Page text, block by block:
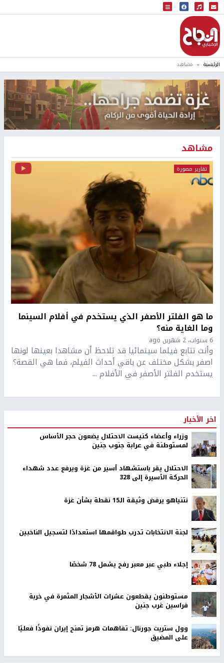
البث المباشر
إذاعة النجاح
الرئيسية مشاهد
مشاهد
تقارير مصورة
ما هو الفلتر الأصفر الذي يستخدم في أفلام السينما
وما الغاية منه؟
6 سنوات، 2 شهرين ago
وأنت تتابع فيلما سينمائيا قد تلاحظ أن مشاهدا بعينها لونها
اصفر بشكل مختلف عن باقي أحداث الفيلم، فما هي القصة؟
يستخدم الفلتر الأصفر في الأفلام ...
اخر الأخبار
وزراء وأعضاء كنيست الاحتلال يضعون حجر الأساس
لمستوطنة في عرابة جنوب جنين
الاحتلال يقر باستشهاد أسير من غزة ويرفع عدد شهداء
الحركة الأسيرة إلى 328
نتنياهو يرفض وثيقة الـ15 نقطة بشأن غزة
لجنة الانتخابات تدرب طواقمها استعدادًا لتسجيل الناخبين
إجلاء طبي عبر معبر رفح يشمل 78 شخصًا
مستوطنون يقطعون عشرات الأشجار المثمرة في خربة
فراسين غرب جنين
وول ستريت جورنال: تفاهمات هرمز تمنح إيران نفوذًا فعليًا
على المضيق